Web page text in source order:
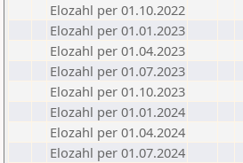
Elozahl per 01.10.2022
Elozahl per 01.01.2023
Elozahl per 01.04.2023
Elozahl per 01.07.2023
Elozahl per 01.10.2023
Elozahl per 01.01.2024
Elozahl per 01.04.2024
Elozahl per 01.07.2024